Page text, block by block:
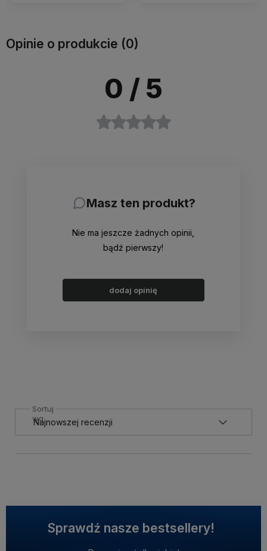
Opinie o produkcie (0)
0 / 5
Masz ten produkt?
Nie ma jeszcze żadnych opinii,
bądź pierwszy!
dodaj opinię
Sortuj
wg
Sprawdź nasze bestsellery!